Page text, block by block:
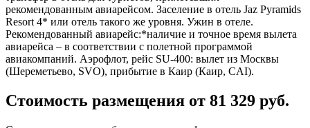
рекомендованным авиарейсом. Заселение в отель Jaz Pyramids
Resort 4* или отель такого же уровня. Ужин в отеле.
Рекомендованный авиарейс:*наличие и точное время вылета
авиарейса – в соответствии с полетной программой
авиакомпаний. Аэрофлот, рейс SU-400: вылет из Москвы
(Шереметьево, SVO), прибытие в Каир (Каир, CAI).
Стоимость размещения от 81 329 руб.